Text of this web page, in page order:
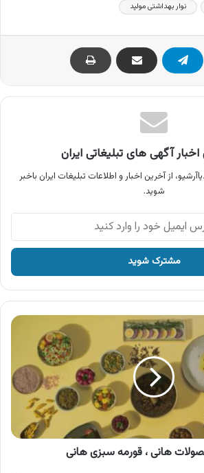
نوار بهداشتی مولپد
آگهی های تبلیغاتی ایران
از آخرین اخبار و اطلاعات تبلیغات ایران باخبر
شوید.
هانی ، قورمه سبزی هانی